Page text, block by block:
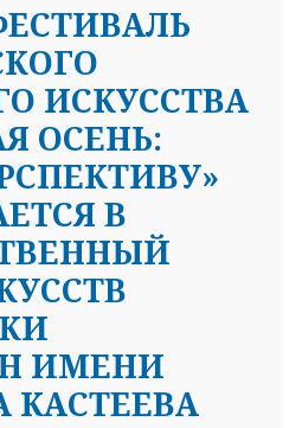
ИСКУССТВА
ОСЕНЬ:
В
ИМЕНИ
КАСТЕЕВА